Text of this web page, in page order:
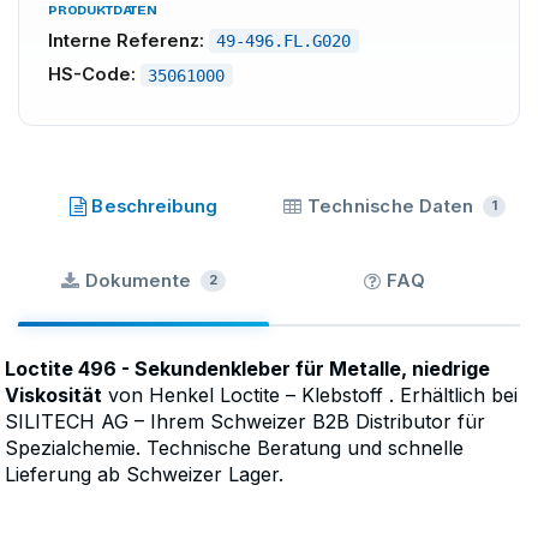
PRODUKTDATEN
Interne Referenz: 49-496.FL.G020
HS-Code: 35061000
Beschreibung Technische Daten 1
Dokumente 2 FAQ
Loctite 496 - Sekundenkleber für Metalle, niedrige
Viskosität von Henkel Loctite – Klebstoff . Erhältlich bei
SILITECH AG – Ihrem Schweizer B2B Distributor für
Spezialchemie. Technische Beratung und schnelle
Lieferung ab Schweizer Lager.